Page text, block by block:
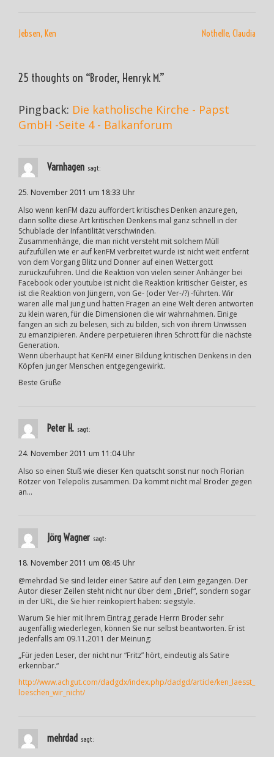
Jebsen, Ken Nothelle, Claudia
25 thoughts on “Broder, Henryk M.”
Pingback: Die katholische Kirche - Papst
GmbH -Seite 4 - Balkanforum
Varnhagen sagt:
25. November 2011 um 18:33 Uhr
Also wenn kenFM dazu auffordert kritisches Denken anzuregen,
dann sollte diese Art kritischen Denkens mal ganz schnell in der
Schublade der Infantilität verschwinden.
Zusammenhänge, die man nicht versteht mit solchem Müll
aufzufüllen wie er auf kenFM verbreitet wurde ist nicht weit entfernt
von dem Vorgang Blitz und Donner auf einen Wettergott
zurückzuführen. Und die Reaktion von vielen seiner Anhänger bei
Facebook oder youtube ist nicht die Reaktion kritischer Geister, es
ist die Reaktion von Jüngern, von Ge- (oder Ver-/?) -führten. Wir
waren alle mal jung und hatten Fragen an eine Welt deren antworten
zu klein waren, für die Dimensionen die wir wahrnahmen. Einige
fangen an sich zu belesen, sich zu bilden, sich von ihrem Unwissen
zu emanzipieren. Andere perpetuieren ihren Schrott für die nächste
Generation.
Wenn überhaupt hat KenFM einer Bildung kritischen Denkens in den
Köpfen junger Menschen entgegengewirkt.
Beste Grüße
Peter H. sagt:
24. November 2011 um 11:04 Uhr
Also so einen Stuß wie dieser Ken quatscht sonst nur noch Florian
Rötzer von Telepolis zusammen. Da kommt nicht mal Broder gegen
an…
Jörg Wagner sagt:
18. November 2011 um 08:45 Uhr
@mehrdad Sie sind leider einer Satire auf den Leim gegangen. Der
Autor dieser Zeilen steht nicht nur über dem „Brief“, sondern sogar
in der URL, die Sie hier reinkopiert haben: siegstyle.
Warum Sie hier mit Ihrem Eintrag gerade Herrn Broder sehr
augenfällig wiederlegen, können Sie nur selbst beantworten. Er ist
jedenfalls am 09.11.2011 der Meinung:
„Für jeden Leser, der nicht nur “Fritz” hört, eindeutig als Satire
erkennbar.“
http://www.achgut.com/dadgdx/index.php/dadgd/article/ken_laesst_
loeschen_wir_nicht/
mehrdad sagt: